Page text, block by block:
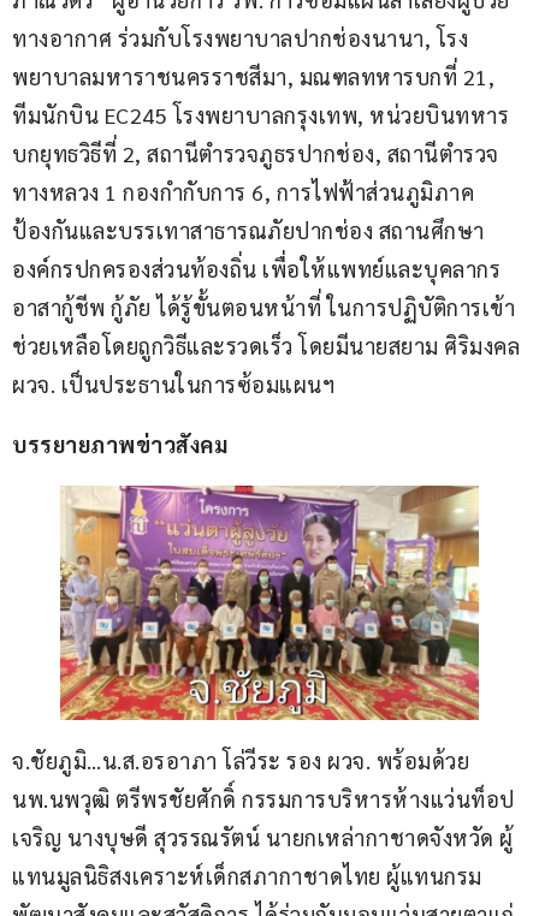
ทางอากาศ ร่วมกับโรงพยาบาลปากช่องนานา, โรง
พยาบาลมหาราชนครราชสีมา, มณฑลทหารบกที่ 21,
ทีมนักบิน EC245 โรงพยาบาลกรุงเทพ, หน่วยบินทหาร
บกยุทธวิธีที่ 2, สถานีตำรวจภูธรปากช่อง, สถานีตำรวจ
ทางหลวง 1 กองกำกับการ 6, การไฟฟ้าส่วนภูมิภาค
ป้องกันและบรรเทาสาธารณภัยปากช่อง สถานศึกษา
องค์กรปกครองส่วนท้องถิ่น เพื่อให้แพทย์และบุคลากร
อาสากู้ชีพ กู้ภัย ได้รู้ขั้นตอนหน้าที่ ในการปฏิบัติการเข้า
ช่วยเหลือโดยถูกวิธีและรวดเร็ว โดยมีนายสยาม ศิริมงคล
ผวจ. เป็นประธานในการซ้อมแผนฯ
บรรยายภาพข่าวสังคม
จ.ชัยภูมิ…น.ส.อรอาภา โล่วีระ รอง ผวจ. พร้อมด้วย
นพ.นพวุฒิ ตรีพรชัยศักดิ์ กรรมการบริหารห้างแว่นท็อป
เจริญ นางบุษดี สุวรรณรัตน์ นายกเหล่ากาชาดจังหวัด ผู้
แทนมูลนิธิสงเคราะห์เด็กสภากาชาดไทย ผู้แทนกรม